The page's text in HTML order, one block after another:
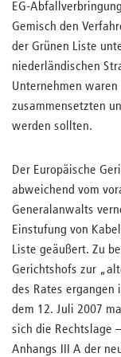
EG-
Gemisch den
der Grünen Liste
niederländischen
Unternehmen waren
zusammensetzten
werden sollten.
Der Europäische
abweichend vom
Generalanwalts
Einstufung von
Liste geäußert. Zu
Gerichtshofs zur
des Rates
dem 12. Juli 2007
sich die Rechtslage
Anhangs III A der